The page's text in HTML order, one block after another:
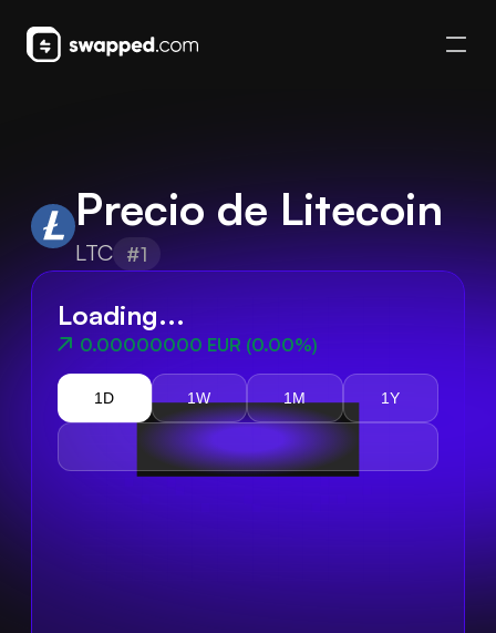
Precio de Litecoin
LTC #1
Loading...
0.00000000 EUR (0.00%)
1D 1W 1M 1Y